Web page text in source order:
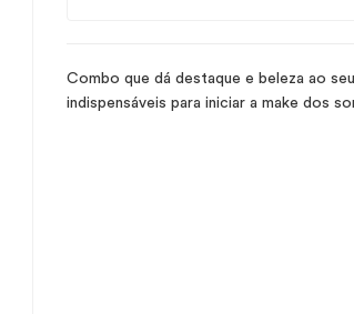
Combo que dá destaque e beleza ao
indispensáveis para iniciar a make dos